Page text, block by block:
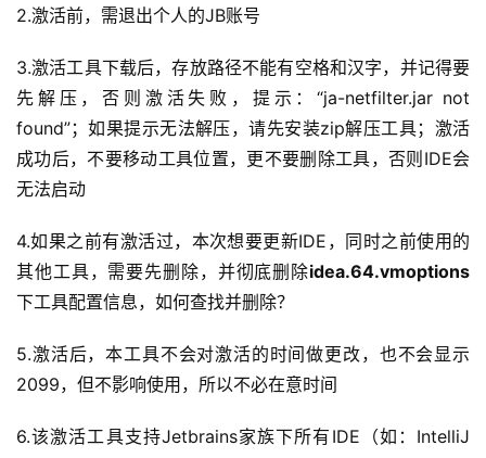
2.激活前，需退出个人的JB账号
3.激活工具下载后，存放路径不能有空格和汉字，并记得要
先解压，否则激活失败，提示：“ja-netfilter.jar not
found”；如果提示无法解压，请先安装zip解压工具；激活
成功后，不要移动工具位置，更不要删除工具，否则IDE会
无法启动
4.如果之前有激活过，本次想要更新IDE，同时之前使用的
其他工具，需要先删除，并彻底删除idea.64.vmoptions
下工具配置信息，如何查找并删除？
5.激活后，本工具不会对激活的时间做更改，也不会显示
2099，但不影响使用，所以不必在意时间
6.该激活工具支持Jetbrains家族下所有IDE（如：IntelliJ